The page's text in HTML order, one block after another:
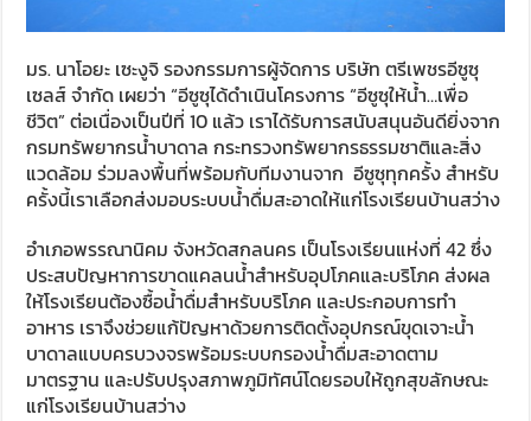
มร. นาโอยะ เซะงูจิ รองกรรมการผู้จัดการ บริษัท ตรีเพชรอีซูซุ
เซลส์ จำกัด เผยว่า “อีซูซุได้ดำเนินโครงการ “อีซูซุให้น้ำ…เพื่อ
ชีวิต” ต่อเนื่องเป็นปีที่ 10 แล้ว เราได้รับการสนับสนุนอันดียิ่งจาก
กรมทรัพยากรน้ำบาดาล กระทรวงทรัพยากรธรรมชาติและสิ่ง
แวดล้อม ร่วมลงพื้นที่พร้อมกับทีมงานจาก อีซูซุทุกครั้ง สำหรับ
ครั้งนี้เราเลือกส่งมอบระบบน้ำดื่มสะอาดให้แก่โรงเรียนบ้านสว่าง
อำเภอพรรณานิคม จังหวัดสกลนคร เป็นโรงเรียนแห่งที่ 42 ซึ่ง
ประสบปัญหาการขาดแคลนน้ำสำหรับอุปโภคและบริโภค ส่งผล
ให้โรงเรียนต้องซื้อน้ำดื่มสำหรับบริโภค และประกอบการทำ
อาหาร เราจึงช่วยแก้ปัญหาด้วยการติดตั้งอุปกรณ์ขุดเจาะน้ำ
บาดาลแบบครบวงจรพร้อมระบบกรองน้ำดื่มสะอาดตาม
มาตรฐาน และปรับปรุงสภาพภูมิทัศน์โดยรอบให้ถูกสุขลักษณะ
แก่โรงเรียนบ้านสว่าง